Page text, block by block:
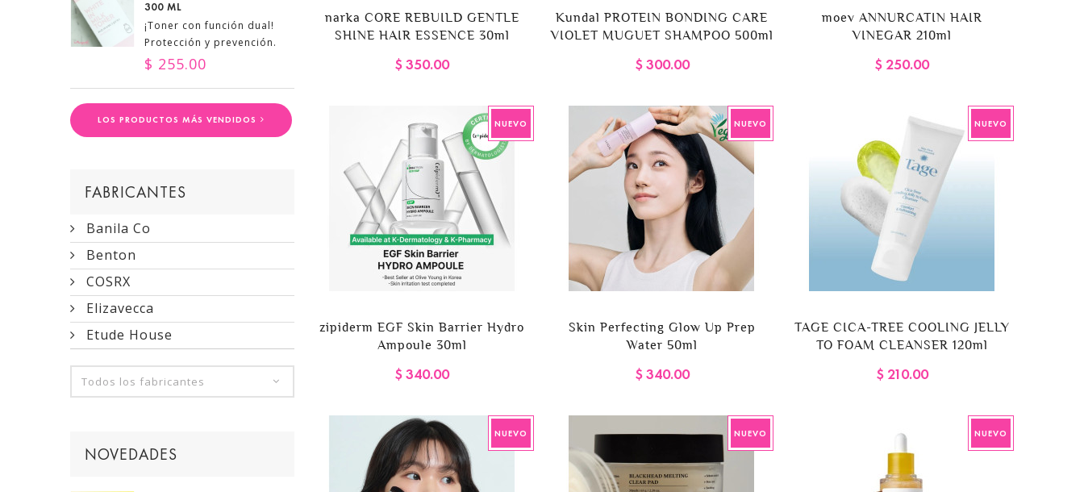
300 ML
¡Toner con función dual!
Protección y prevención.
$ 255.00
LOS PRODUCTOS MÁS VENDIDOS
FABRICANTES
Banila Co
Benton
COSRX
Elizavecca
Etude House
Todos los fabricantes
NOVEDADES
narka CORE REBUILD GENTLE
SHINE HAIR ESSENCE 30ml
$ 350.00
Kundal PROTEIN BONDING CARE
VIOLET MUGUET SHAMPOO 500ml
$ 300.00
moev ANNURCATIN HAIR
VINEGAR 210ml
$ 250.00
NUEVO
zipiderm EGF Skin Barrier Hydro
Ampoule 30ml
$ 340.00
NUEVO
Skin Perfecting Glow Up Prep
Water 50ml
$ 340.00
NUEVO
TAGE CICA-TREE COOLING JELLY
TO FOAM CLEANSER 120ml
$ 210.00
NUEVO NUEVO NUEVO